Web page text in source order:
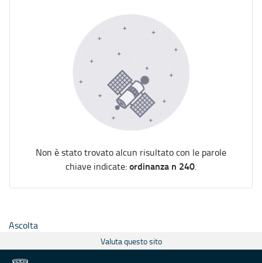
Non è stato trovato alcun risultato con le parole
chiave indicate:ordinanza n 240.
Ascolta
Valuta questo sito